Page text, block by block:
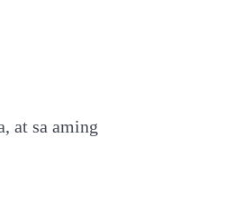
at sa aming